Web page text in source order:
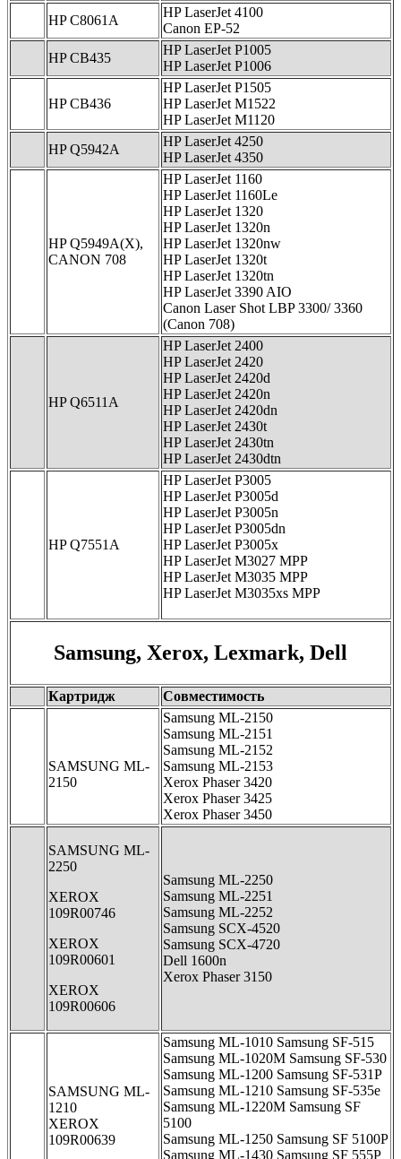
HP C8061A
HP LaserJet 4100
Canon EP-52
HP CB435
HP LaserJet P1005
HP LaserJet P1006
HP CB436
HP LaserJet P1505
HP LaserJet M1522
HP LaserJet M1120
HP Q5942A
HP LaserJet 4250
HP LaserJet 4350
HP Q5949A(X),
CANON 708
HP LaserJet 1160
HP LaserJet 1160Le
HP LaserJet 1320
HP LaserJet 1320n
HP LaserJet 1320nw
HP LaserJet 1320t
HP LaserJet 1320tn
HP LaserJet 3390 AIO
Canon Laser Shot LBP 3300/ 3360
(Canon 708)
HP Q6511A
HP LaserJet 2400
HP LaserJet 2420
HP LaserJet 2420d
HP LaserJet 2420n
HP LaserJet 2420dn
HP LaserJet 2430t
HP LaserJet 2430tn
HP LaserJet 2430dtn
HP Q7551A
HP LaserJet P3005
HP LaserJet P3005d
HP LaserJet P3005n
HP LaserJet P3005dn
HP LaserJet Р3005х
HP LaserJet М3027 МРР
HP LaserJet М3035 МРР
HP LaserJet М3035xs МРР
Samsung, Xerox, Lexmark, Dell
Картридж Совместимость
SAMSUNG ML-
2150
Samsung ML-2150
Samsung ML-2151
Samsung ML-2152
Samsung ML-2153
Xerox Phaser 3420
Xerox Phaser 3425
Xerox Phaser 3450
SAMSUNG ML-
2250
XEROX
109R00746
XEROX
109R00601
XEROX
109R00606
Samsung ML-2250
Samsung ML-2251
Samsung ML-2252
Samsung SCX-4520
Samsung SCX-4720
Dell 1600n
Xerox Phaser 3150
SAMSUNG ML-
1210
XEROX
109R00639
Samsung ML-1010 Samsung SF-515
Samsung ML-1020M Samsung SF-530
Samsung ML-1200 Samsung SF-531P
Samsung ML-1210 Samsung SF-535e
Samsung ML-1220M Samsung SF
5100
Samsung ML-1250 Samsung SF 5100P
Samsung ML-1430 Samsung SF 555P